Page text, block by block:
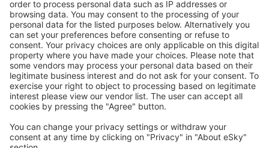
Economiseşte mai mult
Prețuri atractive și oferte speciale pentru utilizatorii
conectați.
Cazarea preferată
Alege din peste 1,3 mil. de opţiuni: hoteluri, cabane,
apartamente și altele.
Cele mai căutate cazări de către utilizatorii eSky